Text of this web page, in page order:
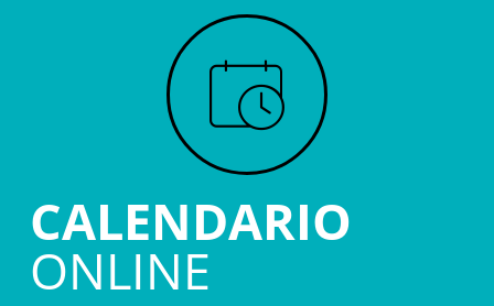
CALENDARIO
ONLINE